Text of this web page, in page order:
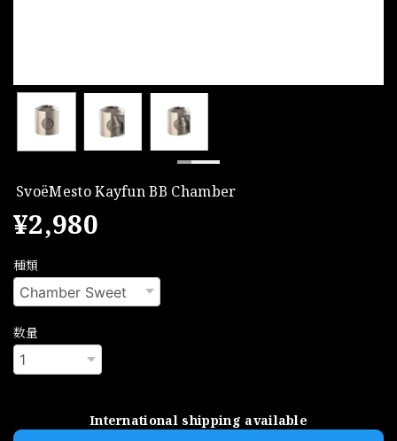
SvoëMesto Kayfun BB Chamber
¥2,980
種類
数量
International shipping available